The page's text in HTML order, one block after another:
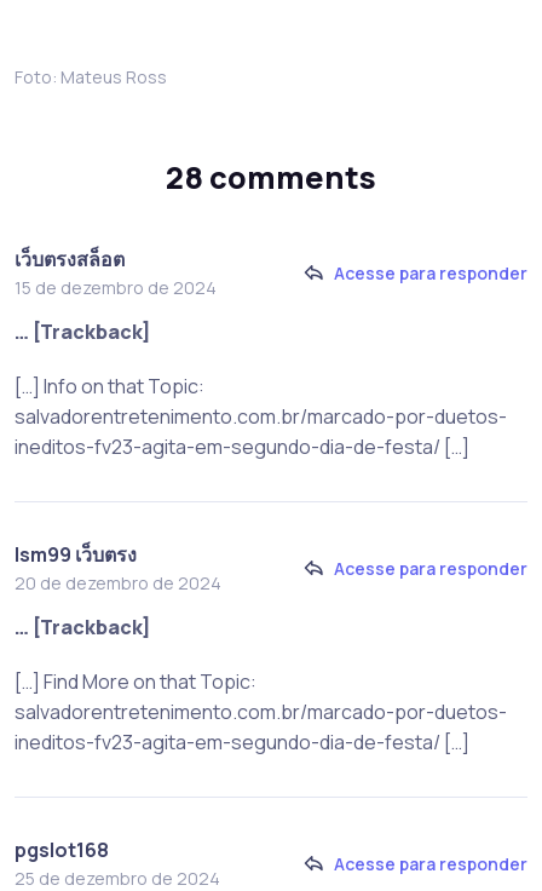
Foto: Mateus Ross
28 comments
เว็บตรงสล็อต
15 de dezembro de 2024
Acesse para responder
… [Trackback]
[…] Info on that Topic:
salvadorentretenimento.com.br/marcado-por-duetos-
ineditos-fv23-agita-em-segundo-dia-de-festa/ […]
lsm99 เว็บตรง
20 de dezembro de 2024
Acesse para responder
… [Trackback]
[…] Find More on that Topic:
salvadorentretenimento.com.br/marcado-por-duetos-
ineditos-fv23-agita-em-segundo-dia-de-festa/ […]
pgslot168
25 de dezembro de 2024
Acesse para responder